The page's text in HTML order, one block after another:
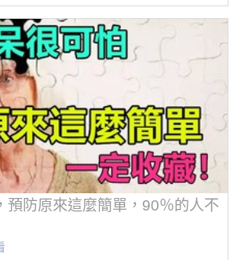
預防原來這麼簡單，90％的人不